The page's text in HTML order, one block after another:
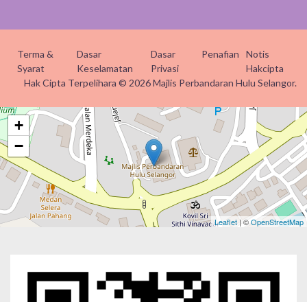
Terma &
Syarat
Dasar
Keselamatan
Dasar
Privasi
Penafian
Notis
Hakcipta
Hak Cipta Terpelihara © 2026 Majlis Perbandaran Hulu Selangor.
+
−
Leaflet | ©OpenStreetMap